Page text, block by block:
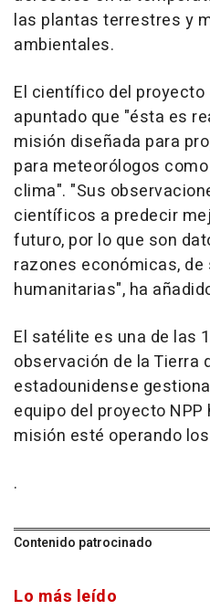
las plantas terrestres y
ambientales.
El científico del proyecto
apuntado que "ésta es
misión diseñada para
para meteorólogos
clima". "Sus
científicos a predecir
futuro, por lo que son
razones económicas, de
humanitarias", ha
El satélite es una de las
observación de la Tierra
estadounidense
equipo del proyecto
misión esté operando
.
Contenido patrocinado
Lo más leído